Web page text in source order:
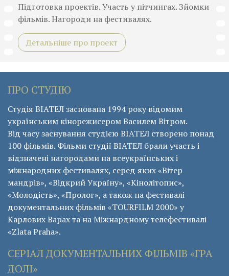
Підготовка проектів. Участь у пітчингах. Зйомки
фільмів. Нагороди на фестивалях.
Детальніше про проект
ПРО СТУДІЮ
Студія ВІАТЕЛ заснована 1994 року відомим
українським кінорежисером Василем Вітром.
Від часу заснування студією ВІАТЕЛ створено понад
100 фільмів. Фільми студії ВІАТЕЛ брали участь і
відзначені нагородами на всеукраїнських і
міжнародних фестивалях, серед яких «Вітер
мандрів», «Відкрий Україну», «Кінолітопис»,
«Молодість», «Пролог», а також на фестивалі
документальних фільмів «ТОURFILM 2000» у
Карлових Варах та на Міжнардному телефестивалі
«Zlata Praha».
СЕРІАЛ ДОКУМЕНТАЛЬНИХ ФІЛЬМІВ «ГРА
ДОЛІ»